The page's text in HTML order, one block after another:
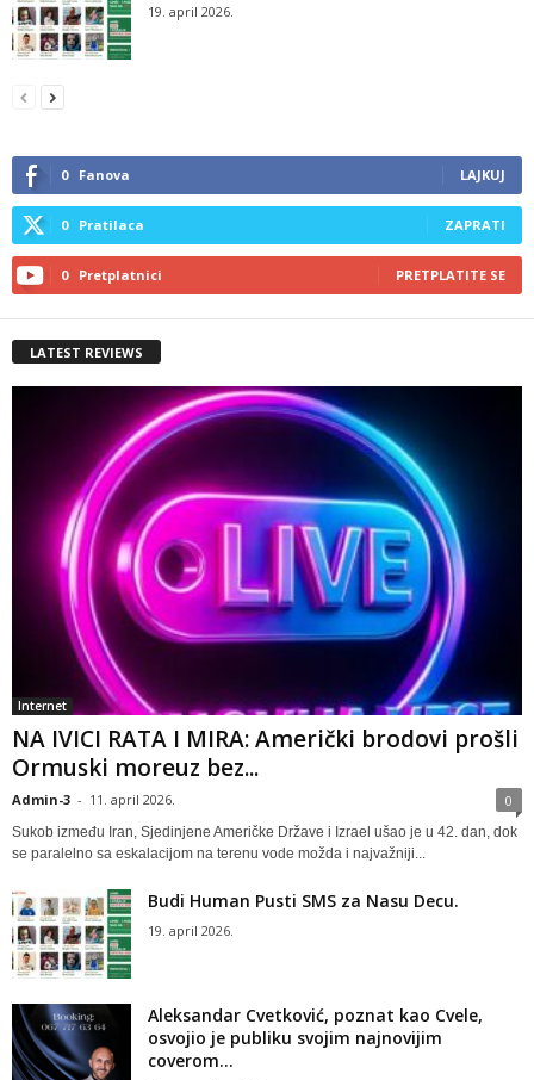
19. april 2026.
0 Fanova LAJKUJ
0 Pratilaca ZAPRATI
0 Pretplatnici PRETPLATITE SE
LATEST REVIEWS
Internet
NA IVICI RATA I MIRA: Američki brodovi prošli
Ormuski moreuz bez...
Admin-3 - 11. april 2026. 0
Sukob između Iran, Sjedinjene Američke Države i Izrael ušao je u 42. dan, dok
se paralelno sa eskalacijom na terenu vode možda i najvažniji...
Budi Human Pusti SMS za Nasu Decu.
19. april 2026.
Aleksandar Cvetković, poznat kao Cvele,
osvojio je publiku svojim najnovijim
coverom...